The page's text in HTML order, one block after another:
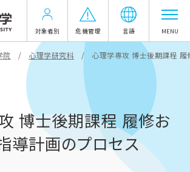
対象者別 危機管理 言語 MENU
院 心理学研究科 心理学専攻 博士後期課程 履
博士後期課程 履修お
導計画のプロセス